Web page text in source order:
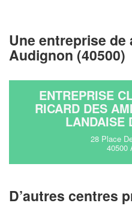
Une entreprise
Audignon (40500)
ENTREPRISE
RICARD DES
LANDAISE
28 Place
40500
D’autres centres